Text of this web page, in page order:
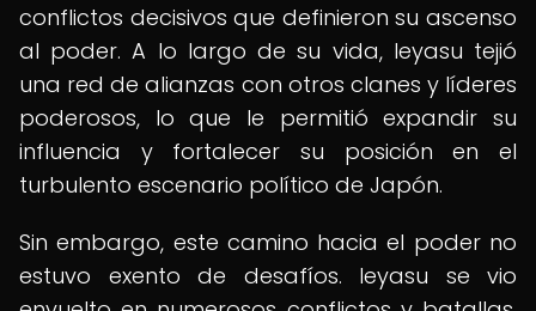
conflictos decisivos que definieron su ascenso
al poder. A lo largo de su vida, Ieyasu tejió
una red de alianzas con otros clanes y líderes
poderosos, lo que le permitió expandir su
influencia y fortalecer su posición en el
turbulento escenario político de Japón.
Sin embargo, este camino hacia el poder no
estuvo exento de desafíos. Ieyasu se vio